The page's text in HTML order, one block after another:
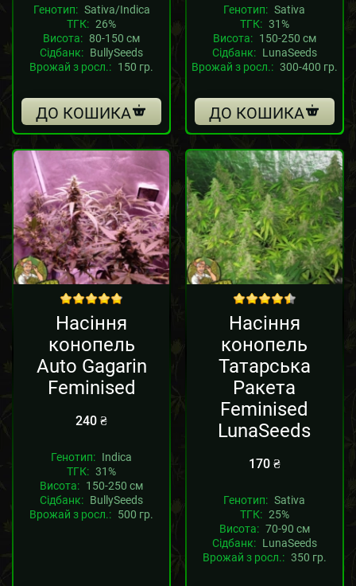
Генотип: Sativa/Indica
ТГК: 26%
Висота: 80-150 см
Сідбанк: BullySeeds
Врожай з росл.: 150 гр.
ДО КОШИКА
Генотип: Sativa
ТГК: 31%
Висота: 150-250 см
Сідбанк: LunaSeeds
Врожай з росл.: 300-400 гр.
ДО КОШИКА
Насіння
конопель
Auto Gagarin
Feminised
240₴
Генотип: Indica
ТГК: 31%
Висота: 150-250 см
Сідбанк: BullySeeds
Врожай з росл.: 500 гр.
Насіння
конопель
Татарська
Ракета
Feminised
LunaSeeds
170 ₴
Генотип: Sativa
ТГК: 25%
Висота: 70-90 см
Сідбанк: LunaSeeds
Врожай з росл.: 350 гр.